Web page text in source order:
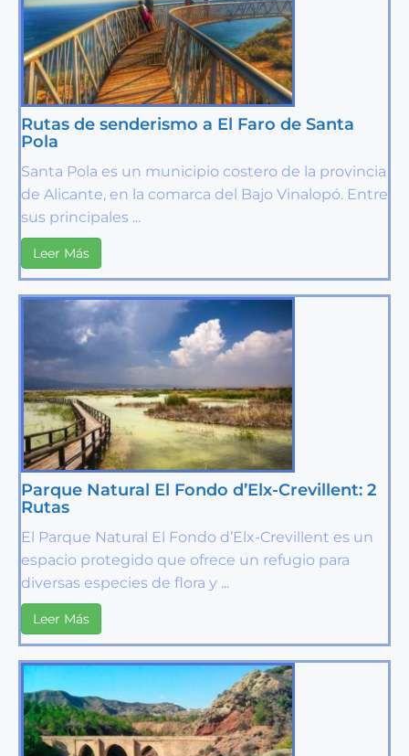
Rutas de senderismo a El Faro de Santa
Pola
Santa Pola es un municipio costero de la provincia
de Alicante, en la comarca del Bajo Vinalopó. Entre
sus principales ...
Leer Más
Parque Natural El Fondo d’Elx-Crevillent: 2
Rutas
El Parque Natural El Fondo d’Elx-Crevillent es un
espacio protegido que ofrece un refugio para
diversas especies de flora y ...
Leer Más